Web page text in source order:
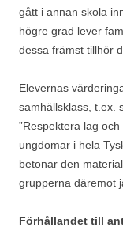
gått i annan skola
högre grad lever
dessa främst tillhör
Elevernas
samhällsklass, t.ex.
”Respektera lag
ungdomar i hela
betonar den
grupperna däremot
Förhållandet till